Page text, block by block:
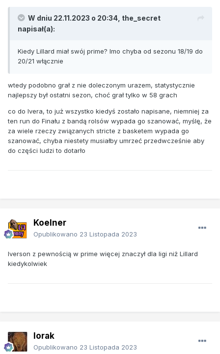
W dniu 22.11.2023 o 20:34, the_secret
napisał(a):
Kiedy Lillard miał swój prime? Imo chyba od sezonu 18/19 do
20/21 włącznie
wtedy podobno grał z nie doleczonym urazem, statystycznie
najlepszy był ostatni sezon, choć grał tylko w 58 grach
co do Ivera, to już wszystko kiedyś zostało napisane, niemniej za
ten run do Finału z bandą rolsów wypada go szanować, myślę, że
za wiele rzeczy związanych stricte z basketem wypada go
szanować, chyba niestety musiałby umrzeć przedwcześnie aby
do części ludzi to dotarło
Koelner
Opublikowano 23 Listopada 2023
Iverson z pewnością w prime więcej znaczył dla ligi niż Lillard
kiedykolwiek
lorak
Opublikowano 23 Listopada 2023